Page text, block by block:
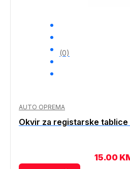
(0)
AUTO OPREMA
Okvir za registarske tablice
15.00